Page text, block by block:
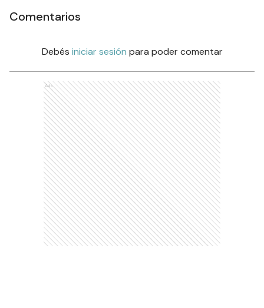
Comentarios
Debés iniciar sesión para poder comentar
Ads